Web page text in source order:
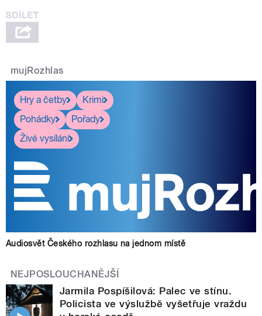
mujRozhlas
Hry a četby
Krimi
Pohádky
Pořady
Živé vysílání
Audiosvět Českého rozhlasu na jednom místě
NEJPOSLOUCHANĚJŠÍ
Jarmila Pospíšilová: Palec ve stínu.
Policista ve výslužbě vyšetřuje vraždu